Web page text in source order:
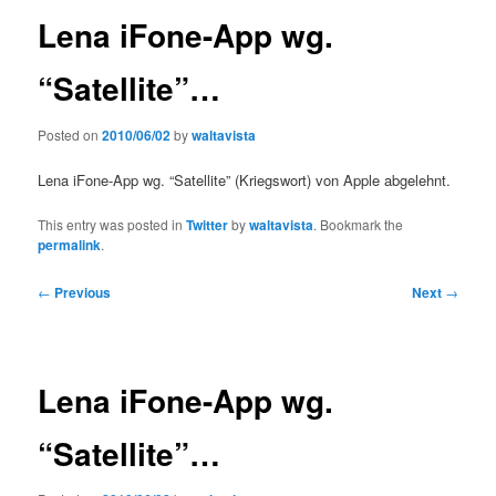
Lena iFone-App wg.
“Satellite”…
Posted on2010/06/02bywaltavista
Lena iFone-App wg. “Satellite” (Kriegswort) von Apple abgelehnt.
This entry was posted inTwitterbywaltavista. Bookmark the
permalink.
Post
← Previous Next →
Lena iFone-App wg.
“Satellite”…